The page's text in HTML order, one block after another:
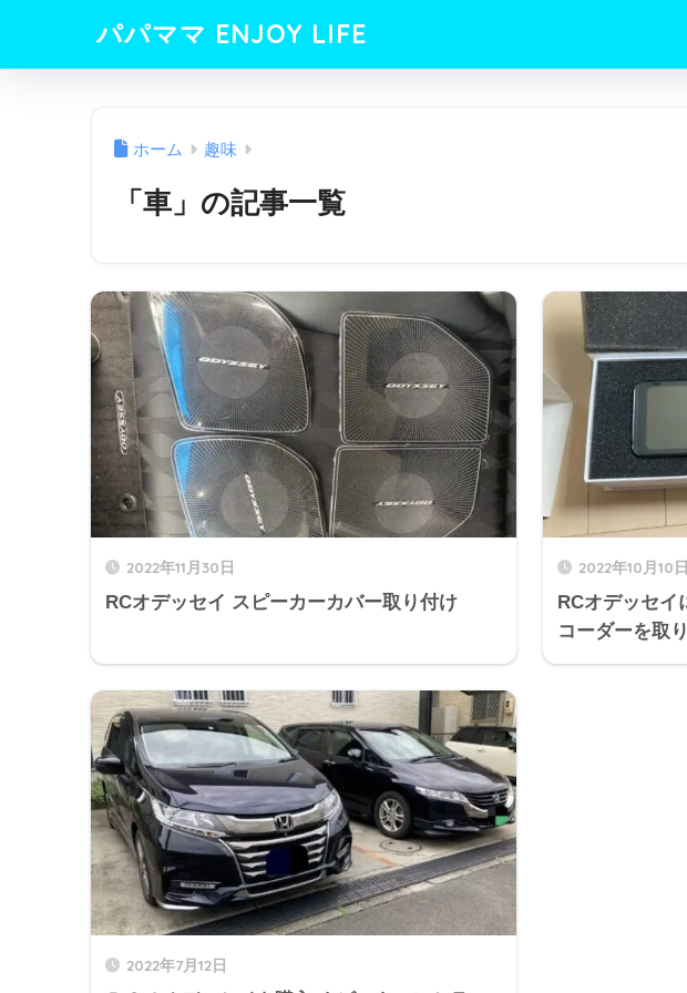
パパママ ENJOY LIFE
ホーム 趣味
「車」の記事一覧
2022年11月30日
RCオデッセイ スピーカーカバー取り付け
2022年10月10日
RCオデッセイ
コーダーを取
2022年7月12日